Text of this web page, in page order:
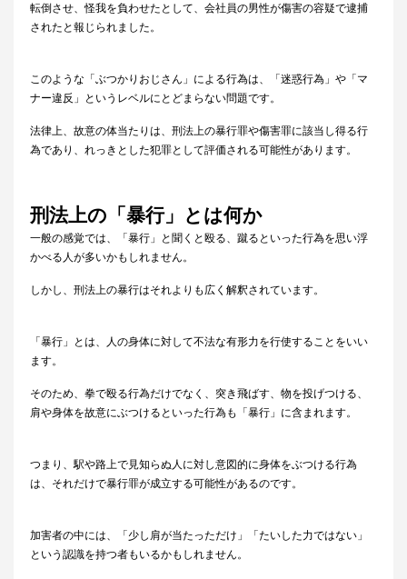
転倒させ、怪我を負わせたとして、会社員の男性が傷害の容疑で逮捕
されたと報じられました。
このような「ぶつかりおじさん」による行為は、「迷惑行為」や「マ
ナー違反」というレベルにとどまらない問題です。
法律上、故意の体当たりは、刑法上の暴行罪や傷害罪に該当し得る行
為であり、れっきとした犯罪として評価される可能性があります。
刑法上の「暴行」とは何か
一般の感覚では、「暴行」と聞くと殴る、蹴るといった行為を思い浮
かべる人が多いかもしれません。
しかし、刑法上の暴行はそれよりも広く解釈されています。
「暴行」とは、人の身体に対して不法な有形力を行使することをいい
ます。
そのため、拳で殴る行為だけでなく、突き飛ばす、物を投げつける、
肩や身体を故意にぶつけるといった行為も「暴行」に含まれます。
つまり、駅や路上で見知らぬ人に対し意図的に身体をぶつける行為
は、それだけで暴行罪が成立する可能性があるのです。
加害者の中には、「少し肩が当たっただけ」「たいした力ではない」
という認識を持つ者もいるかもしれません。